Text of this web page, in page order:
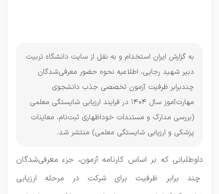
به گزارش ایران استخدام و به نقل از سایت دانشگاه تربیت
دبیر شهید رجایی، اطلاعیه نحوه حضور معرفی‌شدگان
چندبرابر ظرفیت آزمون تخصصی جذب دانشجوی
مهارت‌آموز سال ۱۴۰۴ در فرایند ارزیابی شایستگی معلمی
(بررسی مدارک و مستندات خوداظهاری ثبت‌نام، معاینات
پزشکی و ارزیابی شایستگی معلمی) منتشر شد.
داوطلبانی که بر اساس کارنامه آزمون، جزء معرفی‌شدگان
چند برابر ظرفیت برای شرکت در مرحله ارزیابی